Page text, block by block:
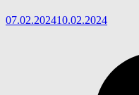
07.02.202410.02.2024